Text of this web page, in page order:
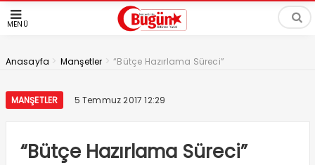
MENÜ
Anasayfa > Manşetler >“Bütçe Hazırlama Süreci”
MANŞETLER 5 Temmuz 2017 12:29
“Bütçe Hazırlama Süreci”